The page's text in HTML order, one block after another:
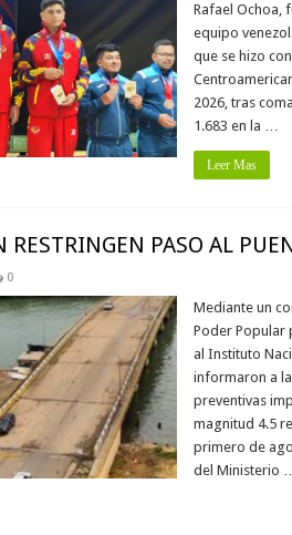
Rafael Ochoa,
equipo
que se hizo
2026, tras
1.683 en la …
Leer Mas
RESTRINGEN PASO AL
0
Mediante un
Poder Popular
al Instituto
informaron a
preventivas
magnitud 4.5
primero de
del Ministerio